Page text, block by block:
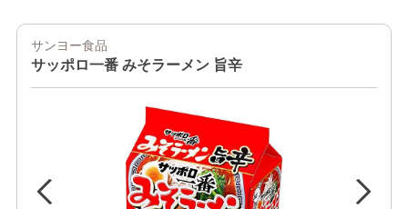
サンヨー食品
サッポロ一番 みそラーメン 旨辛